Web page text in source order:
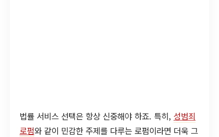
법률 서비스 선택은 항상 신중해야 하죠. 특히, 성범죄
로펌와 같이 민감한 주제를 다루는 로펌이라면 더욱 그